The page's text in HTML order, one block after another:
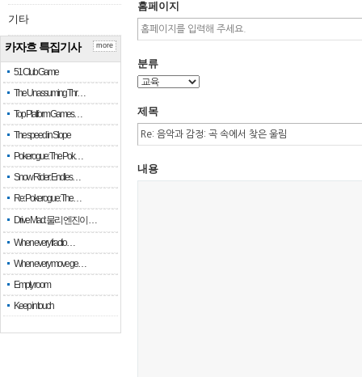
기타
카자흐 특집기사
51 Club Game
The Unassuming Thr…
Top Platform Games…
The speed in Slope
Pokerogue: The Pok…
Snow Rider: Endles…
Re: Pokerogue: The…
Drive Mad: 물리 엔진이 …
When every fractio…
When every move ge…
Empty room
Keep in touch
more
홈페이지
분류
제목
내용